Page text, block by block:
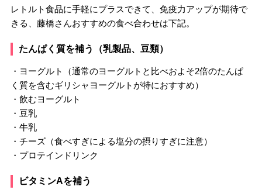
レトルト食品に手軽にプラスできて、免疫力アップが期待で
きる、藤橋さんおすすめの食べ合わせは下記。
たんぱく質を補う（乳製品、豆類）
・ヨーグルト（通常のヨーグルトと比べおよそ2倍のたんぱ
く質を含むギリシャヨーグルトが特におすすめ）
・飲むヨーグルト
・豆乳
・牛乳
・チーズ（食べすぎによる塩分の摂りすぎに注意）
・プロテインドリンク
ビタミンAを補う